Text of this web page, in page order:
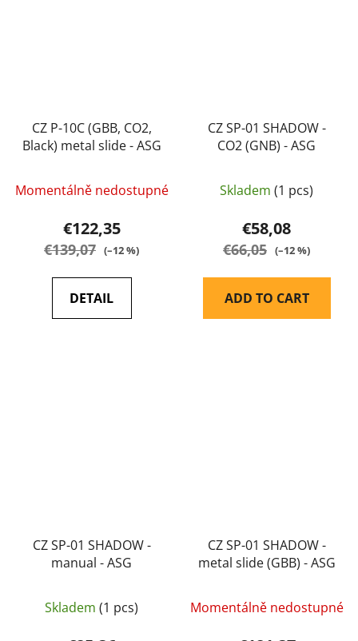
CZ P-10C (GBB, CO2,
Black) metal slide - ASG
Momentálně nedostupné
€122,35
€139,07 (–12 %)
DETAIL
CZ SP-01 SHADOW -
CO2 (GNB) - ASG
Skladem (1 pcs)
€58,08
€66,05 (–12 %)
ADD TO CART
CZ SP-01 SHADOW -
manual - ASG
Skladem (1 pcs)
CZ SP-01 SHADOW -
metal slide (GBB) - ASG
Momentálně nedostupné